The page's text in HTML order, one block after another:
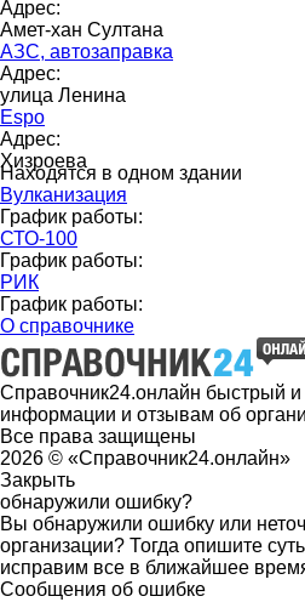
Адрес:
Амет-хан Султана
АЗС, автозаправка
Адрес:
улица Ленина
Espo
Адрес:
Хизроева
Находятся в одном здании
Вулканизация
График работы:
СТО-100
График работы:
РИК
График работы:
О справочнике
Справочник24.онлайн быстрый и
информации и отзывам об
Все права защищены
2026 © «Справочник24.онлайн»
Закрыть
обнаружили ошибку?
Вы обнаружили ошибку или
организации? Тогда опишите
исправим все в ближайшее
Сообщения об ошибке